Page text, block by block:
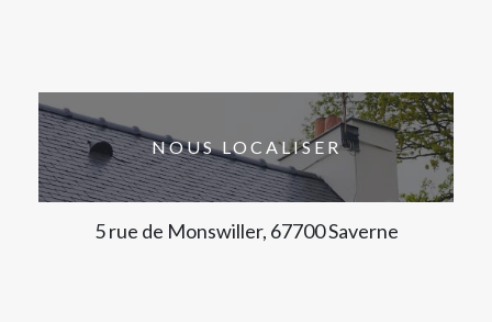
NOUS LOCALISER
5 rue de Monswiller, 67700 Saverne